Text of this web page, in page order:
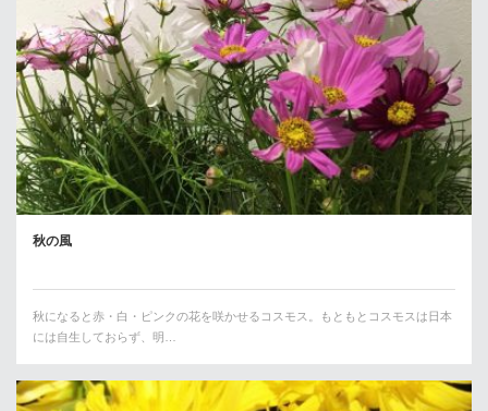
秋の風
秋になると赤・白・ピンクの花を咲かせるコスモス。もともとコスモスは日本
には自生しておらず、明…